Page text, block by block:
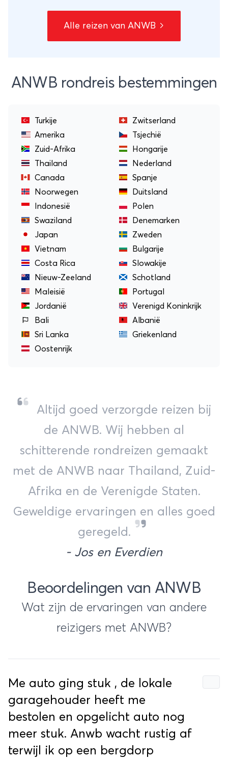
Alle reizen van ANWB
ANWB rondreis bestemmingen
Turkije
Amerika
Zuid-Afrika
Thailand
Canada
Noorwegen
Indonesië
Swaziland
Japan
Vietnam
Costa Rica
Nieuw-Zeeland
Maleisië
Jordanië
Bali
Sri Lanka
Oostenrijk
Zwitserland
Tsjechië
Hongarije
Nederland
Spanje
Duitsland
Polen
Denemarken
Zweden
Bulgarije
Slowakije
Schotland
Portugal
Verenigd Koninkrijk
Albanië
Griekenland
Altijd goed verzorgde reizen bij
de ANWB. Wij hebben al
schitterende rondreizen gemaakt
met de ANWB naar Thailand, Zuid-
Afrika en de Verenigde Staten.
Geweldige ervaringen en alles goed
geregeld.
- Jos en Everdien
Beoordelingen van ANWB
Wat zijn de ervaringen van andere
reizigers met ANWB?
Me auto ging stuk , de lokale
garagehouder heeft me
bestolen en opgelicht auto nog
meer stuk. Anwb wacht rustig af
terwijl ik op een bergdorp